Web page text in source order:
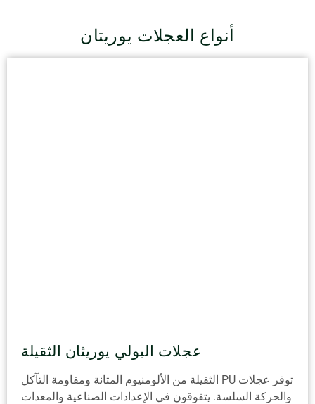
أنواع العجلات يوريتان
عجلات البولي يوريثان الثقيلة
توفر عجلات PU الثقيلة من الألومنيوم المتانة ومقاومة التآكل
والحركة السلسة. يتفوقون في الإعدادات الصناعية والمعدات